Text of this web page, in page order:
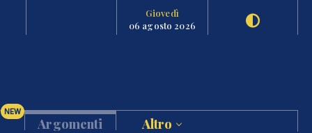
Giovedì
06 agosto 2026
NEW
Argomenti Altro